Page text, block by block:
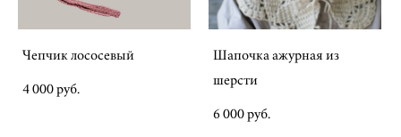
Чепчик лососевый
4 000 pуб.
Шапочка ажурная из
шерсти
6 000 pуб.